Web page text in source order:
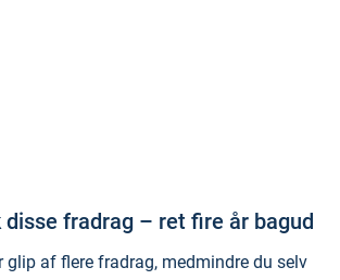
disse fradrag – ret fire år bagud
glip af flere fradrag, medmindre du selv